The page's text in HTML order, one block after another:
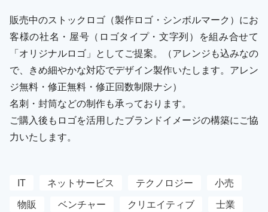
販売中のストックロゴ（製作ロゴ・シンボルマーク）にお
客様の社名・屋号（ロゴタイプ・文字列）を組み合せて
「オリジナルロゴ」としてご提案。（アレンジも込みなの
で、きめ細やかな対応でデザイン製作いたします。アレン
ジ無料・修正無料・修正回数制限ナシ）
名刺・封筒などの制作も承っております。
ご購入後もロゴを活用したブランドイメージの構築にご協
力いたします。
IT ネットサービス テクノロジー
小売
物販
ベンチャー クリエイティブ 士業